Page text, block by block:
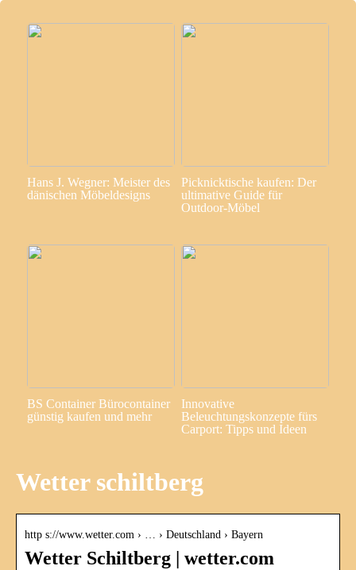
Hans J. Wegner: Meister des
dänischen Möbeldesigns
Picknicktische kaufen: Der
ultimative Guide für
Outdoor-Möbel
BS Container Bürocontainer
günstig kaufen und mehr
Innovative
Beleuchtungskonzepte fürs
Carport: Tipps und Ideen
Wetter schiltberg
http s://www.wetter.com › … › Deutschland › Bayern
Wetter Schiltberg | wetter.com